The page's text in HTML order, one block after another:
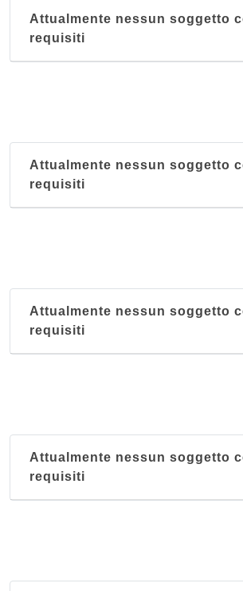
Attualmente nessun soggetto
requisiti
Attualmente nessun soggetto
requisiti
Attualmente nessun soggetto
requisiti
Attualmente nessun soggetto
requisiti